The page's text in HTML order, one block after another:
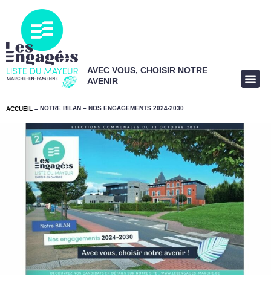
AVEC VOUS, CHOISIR NOTRE
AVENIR
ACCUEIL – NOTRE BILAN – NOS ENGAGEMENTS 2024-2030